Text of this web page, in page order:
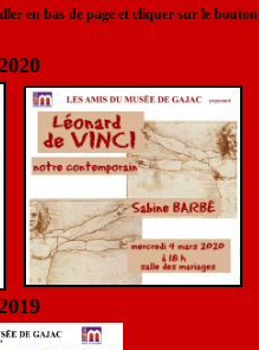
en bas de page et cliquer sur le bouton